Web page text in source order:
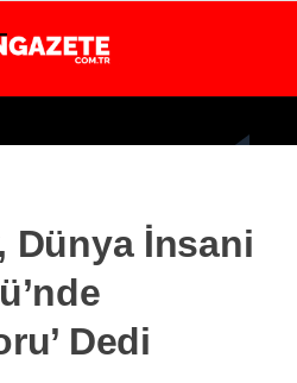
26.6
İSTANBUL
Dünya İnsani
Dedi